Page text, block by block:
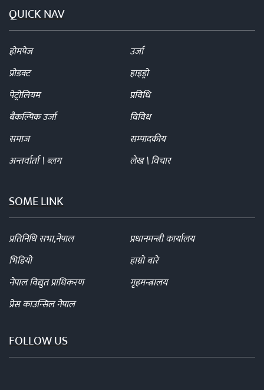
QUICK NAV
होमपेज
उर्जा
प्रोडक्ट
हाइड्रो
पेट्रोलियम
प्रविधि
बैकल्पिक उर्जा
विविध
समाज
सम्पादकीय
अन्तर्वार्ता \ ब्लग
लेख \ विचार
SOME LINK
प्रतिनिधि सभा,नेपाल
प्रधानमन्त्री कार्यालय
भिडियो
हाम्रो बारे
नेपाल विद्युत प्राधिकरण
गृहमन्त्रालय
प्रेस काउन्सिल नेपाल
FOLLOW US